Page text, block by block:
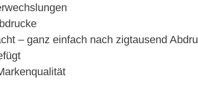
– ganz einfach nach zigtausend